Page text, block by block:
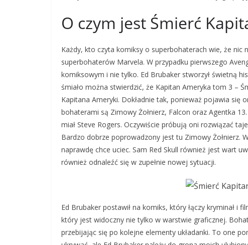
O czym jest Śmierć
Każdy, kto czyta komiksy o superbohaterach wie, że nic
superbohaterów Marvela. W przypadku pierwszego
komiksowym i nie tylko. Ed Brubaker stworzył świetną
śmiało można stwierdzić, że Kapitan Ameryka tom 3 –
Kapitana Ameryki. Dokładnie tak, ponieważ pojawia się
bohaterami są Zimowy Żołnierz, Falcon oraz Agentka
miał Steve Rogers. Oczywiście próbują oni rozwiązać
Bardzo dobrze poprowadzony jest tu Zimowy Żołnierz.
naprawdę chce uciec. Sam Red Skull również jest wart
również odnaleźć się w zupełnie nowej sytuacji.
Ed Brubaker postawił na komiks, który łączy kryminał i
który jest widoczny nie tylko w warstwie graficznej.
przebijając się po kolejne elementy układanki. To one